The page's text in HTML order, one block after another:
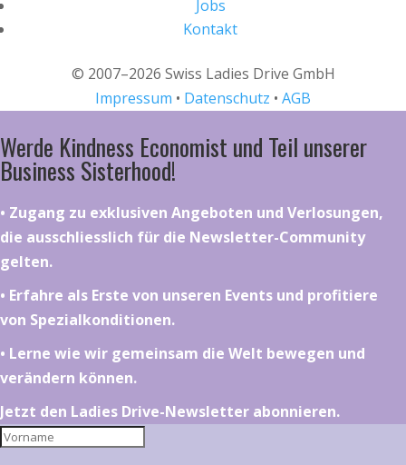
Jobs
Kontakt
© 2007–2026 Swiss Ladies Drive GmbH
Impressum • Datenschutz • AGB
Werde Kindness Economist und Teil unserer
Business Sisterhood!
•⁠ ⁠⁠Zugang zu exklusiven Angeboten und Verlosungen,
die ausschliesslich für die Newsletter-Community
gelten.
•⁠ ⁠⁠Erfahre als Erste von unseren Events und profitiere
von Spezialkonditionen.
•⁠ ⁠⁠Lerne wie wir gemeinsam die Welt bewegen und
verändern können.
Jetzt den Ladies Drive-Newsletter abonnieren.